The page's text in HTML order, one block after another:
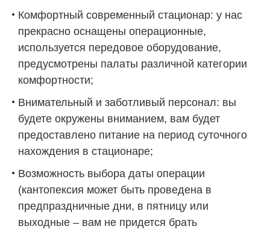
Комфортный современный стационар: у нас
прекрасно оснащены операционные,
используется передовое оборудование,
предусмотрены палаты различной категории
комфортности;
Внимательный и заботливый персонал: вы
будете окружены вниманием, вам будет
предоставлено питание на период суточного
нахождения в стационаре;
Возможность выбора даты операции
(кантопексия может быть проведена в
предпраздничные дни, в пятницу или
выходные – вам не придется брать